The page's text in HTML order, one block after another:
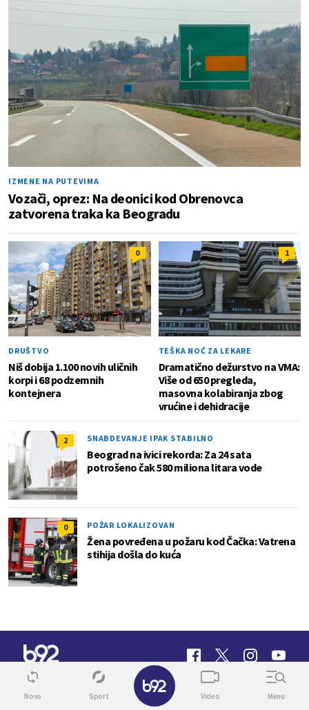
IZMENE NA PUTEVIMA
Vozači, oprez: Na deonici kod Obrenovca
zatvorena traka ka Beogradu
0
DRUŠTVO
Niš dobija 1.100 novih uličnih
korpi i 68 podzemnih
kontejnera
1
TEŠKA NOĆ ZA LEKARE
Dramatično dežurstvo na VMA:
Više od 650 pregleda,
masovna kolabiranja zbog
vrućine i dehidracije
2 SNABDEVANJE IPAK STABILNO
Beograd na ivici rekorda: Za 24 sata
potrošeno čak 580 miliona litara vode
0 POŽAR LOKALIZOVAN
Žena povređena u požaru kod Čačka: Vatrena
stihija došla do kuća
Novo Sport Video Menu
✕